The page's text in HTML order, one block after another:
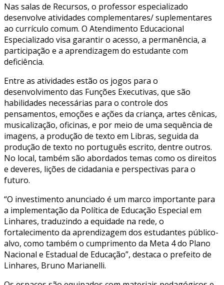
Nas salas de Recursos, o professor especializado
desenvolve atividades complementares/ suplementares
ao currículo comum. O Atendimento Educacional
Especializado visa garantir o acesso, a permanência, a
participação e a aprendizagem do estudante com
deficiência.
Entre as atividades estão os jogos para o
desenvolvimento das Funções Executivas, que são
habilidades necessárias para o controle dos
pensamentos, emoções e ações da criança, artes cênicas,
musicalização, oficinas, e por meio de uma sequência de
imagens, a produção de texto em Libras, seguida da
produção de texto no português escrito, dentre outros.
No local, também são abordados temas como os direitos
e deveres, lições de cidadania e perspectivas para o
futuro.
“O investimento anunciado é um marco importante para
a implementação da Política de Educação Especial em
Linhares, traduzindo a equidade na rede, o
fortalecimento da aprendizagem dos estudantes público-
alvo, como também o cumprimento da Meta 4 do Plano
Nacional e Estadual de Educação”, destaca o prefeito de
Linhares, Bruno Marianelli.